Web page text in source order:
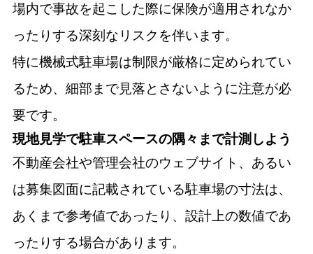
場内で事故を起こした際に保険が適用されなか
ったりする深刻なリスクを伴います。
特に機械式駐車場は制限が厳格に定められてい
るため、細部まで見落とさないように注意が必
要です。
現地見学で駐車スペースの隅々まで計測しよう
不動産会社や管理会社のウェブサイト、あるい
は募集図面に記載されている駐車場の寸法は、
あくまで参考値であったり、設計上の数値であ
ったりする場合があります。